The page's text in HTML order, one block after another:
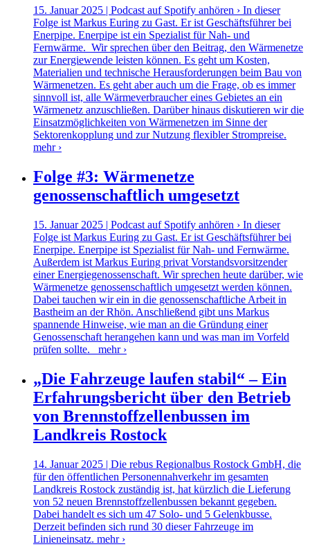
15. Januar 2025 | Podcast auf Spotify anhören › In dieser
Folge ist Markus Euring zu Gast. Er ist Geschäftsführer bei
Enerpipe. Enerpipe ist ein Spezialist für Nah- und
Fernwärme. Wir sprechen über den Beitrag, den Wärmenetze
zur Energiewende leisten können. Es geht um Kosten,
Materialien und technische Herausforderungen beim Bau von
Wärmenetzen. Es geht aber auch um die Frage, ob es immer
sinnvoll ist, alle Wärmeverbraucher eines Gebietes an ein
Wärmenetz anzuschließen. Darüber hinaus diskutieren wir die
Einsatzmöglichkeiten von Wärmenetzen im Sinne der
Sektorenkopplung und zur Nutzung flexibler Strompreise.
mehr ›
Folge #3: Wärmenetze
genossenschaftlich umgesetzt
15. Januar 2025 | Podcast auf Spotify anhören › In dieser
Folge ist Markus Euring zu Gast. Er ist Geschäftsführer bei
Enerpipe. Enerpipe ist Spezialist für Nah- und Fernwärme.
Außerdem ist Markus Euring privat Vorstandsvorsitzender
einer Energiegenossenschaft. Wir sprechen heute darüber, wie
Wärmenetze genossenschaftlich umgesetzt werden können.
Dabei tauchen wir ein in die genossenschaftliche Arbeit in
Bastheim an der Rhön. Anschließend gibt uns Markus
spannende Hinweise, wie man an die Gründung einer
Genossenschaft herangehen kann und was man im Vorfeld
prüfen sollte. mehr ›
„Die Fahrzeuge laufen stabil“ – Ein
Erfahrungsbericht über den Betrieb
von Brennstoffzellenbussen im
Landkreis Rostock
14. Januar 2025 | Die rebus Regionalbus Rostock GmbH, die
für den öffentlichen Personennahverkehr im gesamten
Landkreis Rostock zuständig ist, hat kürzlich die Lieferung
von 52 neuen Brennstoffzellenbussen bekannt gegeben.
Dabei handelt es sich um 47 Solo- und 5 Gelenkbusse.
Derzeit befinden sich rund 30 dieser Fahrzeuge im
Linieneinsatz. mehr ›